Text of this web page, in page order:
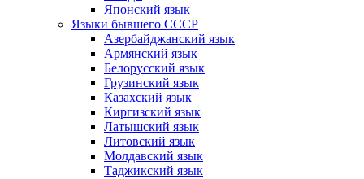
Японский язык
Языки бывшего СССР
Азербайджанский язык
Армянский язык
Белорусский язык
Грузинский язык
Казахский язык
Киргизский язык
Латышский язык
Литовский язык
Молдавский язык
Таджикский язык